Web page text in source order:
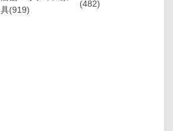
具(919)
(482)